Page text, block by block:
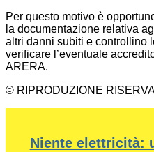
Per questo motivo è
la documentazione relativa
altri danni subiti e controllino
verificare l’eventuale
ARERA.
© RIPRODUZIONE
Niente elettricità: